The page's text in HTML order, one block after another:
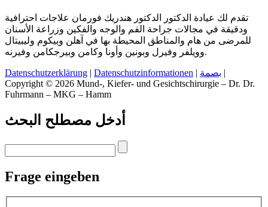
تقدم لك عيادة الدكتور الدكتور هندريك فورمان علاجات احترافية
ودقيقة في مجالات جراحة الفم والوجه والفكين وزراعة الأسنان
للمرضى من هام والمناطق المحيطة بها في آهلن وبيكوم وليبيتال
وويلفر وفيرل وبونين وأونا وكامن وبيرجكامن وفيرنه.
Datenschutzerklärung | Datenschutzinformationen | بصمة |
Copyright © 2026 Mund-, Kiefer- und Gesichtschirurgie – Dr. Dr.
Fuhrmann – MKG – Hamm
أدخل مصطلح البحث
Frage eingeben